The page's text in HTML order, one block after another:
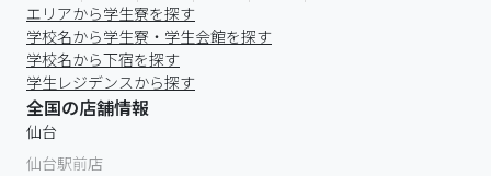
エリアから学生寮を探す
学校名から学生寮・学生会館を探す
学校名から下宿を探す
学生レジデンスから探す
全国の店舗情報
仙台
仙台駅前店